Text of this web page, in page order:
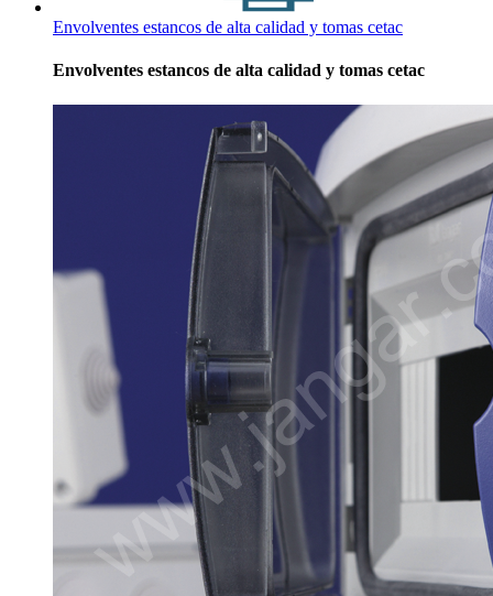
Envolventes estancos de alta calidad y tomas cetac
Envolventes estancos de alta calidad y tomas cetac